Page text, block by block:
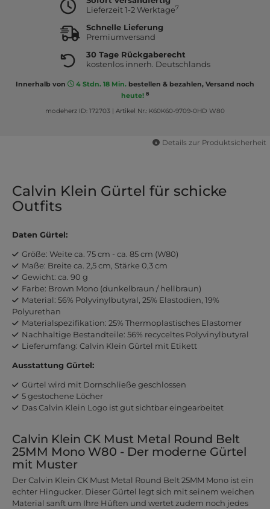
Lieferzeit 1-2 Werktage7
Schnelle Lieferung
Premiumversand
30 Tage Rückgaberecht
kostenlos innerh. Deutschlands
Innerhalb von 4 Stdn. 18 Min. bestellen & bezahlen, Versand noch
heute! 8
modeherz ID: 172703 Artikel Nr.: K60K60-9709-0HD W80
Details zur Produktsicherheit
Calvin Klein Gürtel für schicke
Outfits
Daten Gürtel:
Größe: Weite ca. 75 cm - ca. 85 cm (W80)
Maße: Breite ca. 2,5 cm, Stärke 0,3 cm
Gewicht: ca. 90 g
Farbe: Brown Mono (dunkelbraun / hellbraun)
Material: 56% Polyvinylbutyral, 25% Elastodien, 19%
Polyurethan
Materialspezifikation: 25% Thermoplastisches Elastomer
Nachhaltige Bestandteile: 56% recyceltes Polyvinylbutyral
Lieferumfang: Calvin Klein Gürtel mit Etikett
Ausstattung Gürtel:
Gürtel wird mit Dornschließe geschlossen
5 gestochene Löcher
Das Calvin Klein Logo ist gut sichtbar eingearbeitet
Calvin Klein CK Must Metal Round Belt
25MM Mono W80 - Der moderne Gürtel
mit Muster
Der Calvin Klein CK Must Metal Round Belt 25MM Mono ist ein
echter Hingucker. Dieser Gürtel legt sich mit seinem weichen
Material sanft um Ihre Hüften und wertet zudem noch jedes